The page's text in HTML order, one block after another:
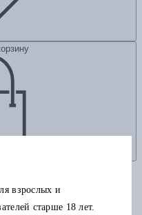
взрослых и
старше 18 лет.